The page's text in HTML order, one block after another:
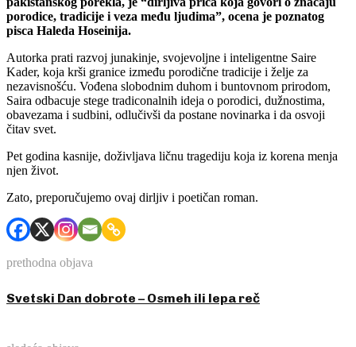
porodice, tradicije i veza među ljudima”, ocena je poznatog
pisca Haleda Hoseinija.
Autorka prati razvoj junakinje, svojevoljne i inteligentne Saire
Kader, koja krši granice između porodične tradicije i želje za
nezavisnošću. Vođena slobodnim duhom i buntovnom prirodom,
Saira odbacuje stege tradiconalnih ideja o porodici, dužnostima,
obavezama i sudbini, odlučivši da postane novinarka i da osvoji
čitav svet.
Pet godina kasnije, doživljava ličnu tragediju koja iz korena menja
njen život.
Zato, preporučujemo ovaj dirljiv i poetičan roman.
prethodna objava
Svetski Dan dobrote – Osmeh ili lepa reč